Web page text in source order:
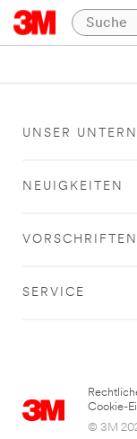
UNSER
NEUIGKEITEN
VORSCHRIFTEN
SERVICE
Cookie-
© 3M